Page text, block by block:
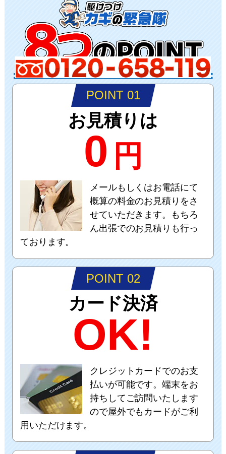
POINT 01
お見積りは
0 円
メールもしくはお電話にて
概算の料金のお見積りをさ
せていただきます。もちろ
ん出張でのお見積りも行っ
ております。
POINT 02
カード決済
OK!
クレジットカードでのお支
払いが可能です。端末をお
持ちしてご訪問いたします
ので屋外でもカードがご利
用いただけます。